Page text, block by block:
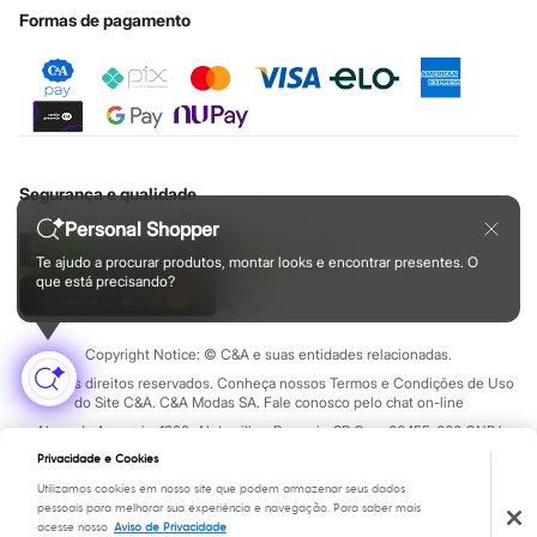
Personal Shopper
Te ajudo a procurar produtos, montar looks e encontrar presentes. O
que está precisando?
Sobre o cartão presente
Central de ética
Formas de pagamento
Segurança e qualidade
Copyright Notice: © C&A e suas entidades relacionadas.
Todos os direitos reservados. Conheça nossos Termos e Condições de Uso
do Site C&A. C&A Modas SA. Fale conosco pelo chat on-line
Alameda Araguaia, 1222, Alphaville - Barueri - SP Cep: 06455-000 CNPJ
Textos legais
Privacidade e Cookies
Utilizamos cookies em nosso site que podem armazenar seus dados
pessoais para melhorar sua experiência e navegação. Para saber mais
acesse nosso Aviso de Privacidade